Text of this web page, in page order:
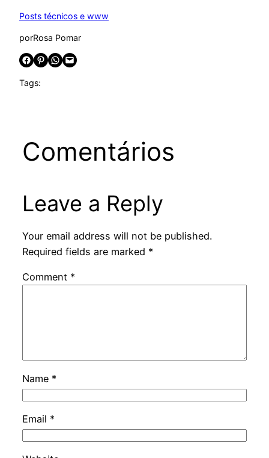
Posts técnicos e www
porRosa Pomar
Share on Facebook Share on Pinterest Share on WhatsApp Email this Page
Tags:
Comentários
Leave a Reply
Your email address will not be published.
Required fields are marked *
Comment *
Name *
Email *